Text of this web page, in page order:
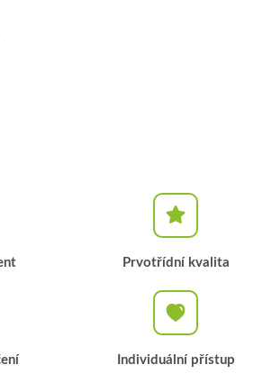
Prvotřídní kvalita
Individuální přístup